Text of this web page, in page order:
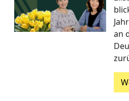
an